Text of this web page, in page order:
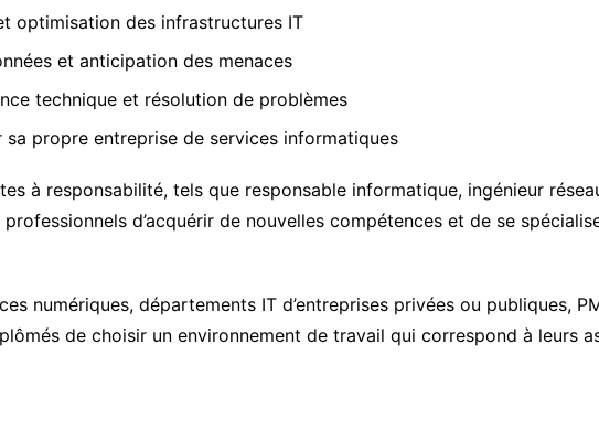
optimisation des infrastructures IT
et anticipation des menaces
technique et résolution de problèmes
sa propre entreprise de services informatiques
à responsabilité, tels que responsable informatique, ingénieur
d’acquérir de nouvelles compétences et de se
numériques, départements IT d’entreprises privées ou publiques,
de choisir un environnement de travail qui correspond à leurs